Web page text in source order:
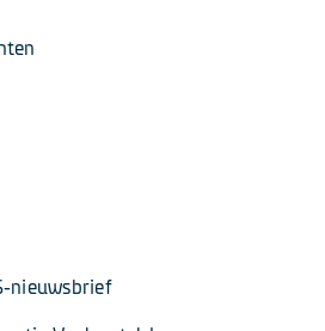
nieuwsbrief